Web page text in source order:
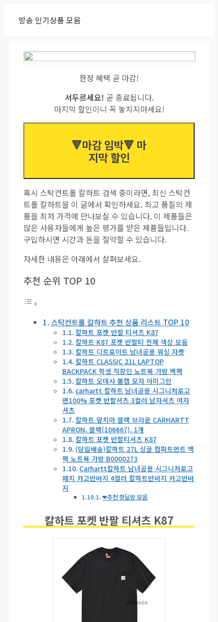
방송 인기상품 모음
한정 혜택 곧 마감!
서두르세요! 곧 종료됩니다.
마지막 할인이니 꼭 놓치지마세요!
🔻마감 임박🔻 마
지막 할인
혹시 스탁컨트롤 칼하트 검색 중이라면, 최신 스탁컨
트롤 칼하트을 이 글에서 확인하세요. 최고 품질의 제
품을 최저 가격에 만나보실 수 있습니다. 이 제품들은
많은 사용자들에게 높은 평가를 받은 제품들입니다.
구입하시면 시간과 돈을 절약할 수 있습니다.
자세한 내용은 아래에서 살펴보세요.
추천 순위 TOP 10
스탁컨트롤 칼하트 추천 상품 리스트 TOP 10
칼하트 포켓 반팔 티셔츠 K87
칼하트 K87 포켓 반팔티 전체 색상 모음
칼하트 디트로이트 남녀공용 워싱 자켓
칼하트 CLASSIC 21L LAPTOP
BACKPACK 학생 직장인 노트북 가방 백팩
칼하트 오데사 볼캡 모자 아미그린
carhartt 칼하트 남녀공용 시그니처로고
면100% 포켓 반팔셔츠 3컬러 남자셔츠 여자
셔츠
칼하트 앞치마 블랙 브라운 CARHARTT
APRON, 블랙(106667), 1개
칼하트 포켓 반팔티셔츠 K87
(당일배송)칼하트 27L 싱글 컴파트먼트 백
팩 노트북 가방 B0000273
Carhartt칼하트 남녀공용 시그니처로고
패치 카고반바지 4컬러 칼하트반바지 카고반바
지
❤추천 핫딜방 모음
칼하트 포켓 반팔 티셔츠 K87